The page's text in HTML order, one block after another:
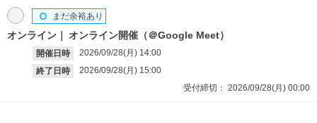
オンライン オンライン開催（＠Google Meet）
開催日時 2026/09/28(月) 14:00
終了日時
2026/09/28(月) 15:00
まだ余裕あり
受付締切： 2026/09/28(月) 00:00